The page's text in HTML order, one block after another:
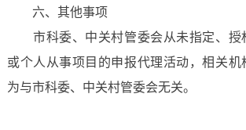
六、其他事项
市科委、中关村管委会从未指定、授
或个人从事项目的申报代理活动，相关机
为与市科委、中关村管委会无关。